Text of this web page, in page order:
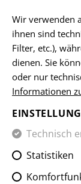
HOME
P8 KNEE
Wir verwenden
ihnen sind
Filter, etc.),
dienen. Sie
oder nur
Informationen
Technisch
Statistiken